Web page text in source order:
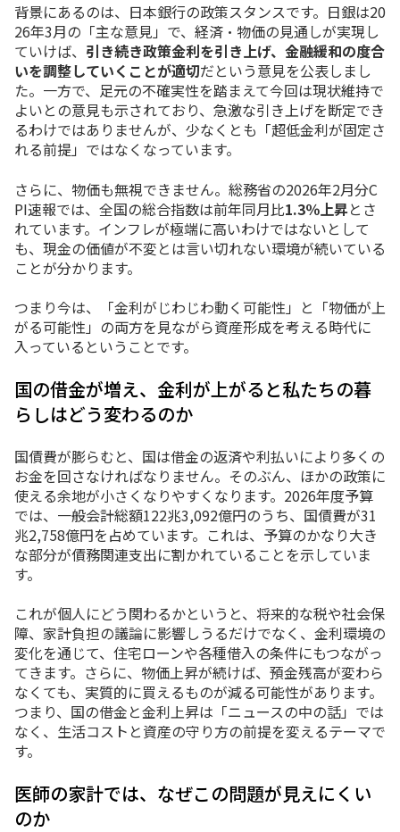
背景にあるのは、日本銀行の政策スタンスです。日銀は20
26年3月の「主な意見」で、経済・物価の見通しが実現し
ていけば、 引き続き政策金利を引き上げ、金融緩和の度合
いを調整していくことが適切だという意見を公表しまし
た。一方で、足元の不確実性を踏まえて今回は現状維持で
よいとの意見も示されており、急激な引き上げを断定でき
るわけではありませんが、少なくとも「超低金利が固定さ
れる前提」ではなくなっています。
さらに、物価も無視できません。総務省の2026年2月分C
PI速報では、全国の総合指数は前年同月比1.3％上昇とさ
れています。インフレが極端に高いわけではないとして
も、現金の価値が不変とは言い切れない環境が続いている
ことが分かります。
つまり今は、「金利がじわじわ動く可能性」と「物価が上
がる可能性」の両方を見ながら資産形成を考える時代に
入っているということです。
国の借金が増え、金利が上がると私たちの暮
らしはどう変わるのか
国債費が膨らむと、国は借金の返済や利払いにより多くの
お金を回さなければなりません。そのぶん、ほかの政策に
使える余地が小さくなりやすくなります。2026年度予算
では、一般会計総額122兆3,092億円のうち、国債費が31
兆2,758億円を占めています。これは、予算のかなり大き
な部分が債務関連支出に割かれていることを示していま
す。
これが個人にどう関わるかというと、将来的な税や社会保
障、家計負担の議論に影響しうるだけでなく、金利環境の
変化を通じて、住宅ローンや各種借入の条件にもつながっ
てきます。さらに、物価上昇が続けば、預金残高が変わら
なくても、実質的に買えるものが減る可能性があります。
つまり、国の借金と金利上昇は「ニュースの中の話」では
なく、生活コストと資産の守り方の前提を変えるテーマで
す。
医師の家計では、なぜこの問題が見えにくい
のか